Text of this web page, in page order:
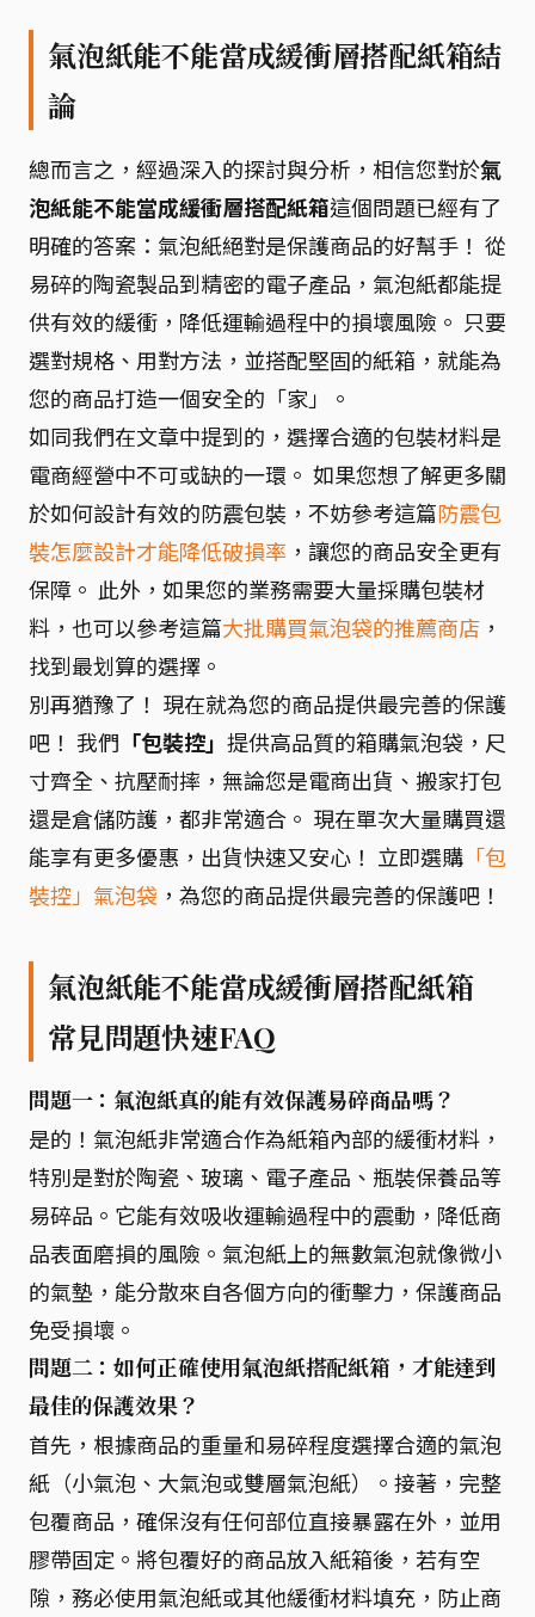
氣泡紙能不能當成緩衝層搭配紙箱結
論
總而言之，經過深入的探討與分析，相信您對於氣
泡紙能不能當成緩衝層搭配紙箱這個問題已經有了
明確的答案：氣泡紙絕對是保護商品的好幫手！ 從
易碎的陶瓷製品到精密的電子產品，氣泡紙都能提
供有效的緩衝，降低運輸過程中的損壞風險。 只要
選對規格、用對方法，並搭配堅固的紙箱，就能為
您的商品打造一個安全的「家」。
如同我們在文章中提到的，選擇合適的包裝材料是
電商經營中不可或缺的一環。 如果您想了解更多關
於如何設計有效的防震包裝，不妨參考這篇防震包
裝怎麼設計才能降低破損率 ，讓您的商品安全更有
保障。 此外，如果您的業務需要大量採購包裝材
料，也可以參考這篇大批購買氣泡袋的推薦商店 ，
找到最划算的選擇。
別再猶豫了！ 現在就為您的商品提供最完善的保護
吧！ 我們 「包裝控」 提供高品質的箱購氣泡袋，尺
寸齊全、抗壓耐摔，無論您是電商出貨、搬家打包
還是倉儲防護，都非常適合。 現在單次大量購買還
能享有更多優惠，出貨快速又安心！ 立即選購 「包
裝控」氣泡袋 ，為您的商品提供最完善的保護吧！
氣泡紙能不能當成緩衝層搭配紙箱
常見問題快速FAQ
問題一：氣泡紙真的能有效保護易碎商品嗎？
是的！氣泡紙非常適合作為紙箱內部的緩衝材料，
特別是對於陶瓷、玻璃、電子產品、瓶裝保養品等
易碎品。它能有效吸收運輸過程中的震動，降低商
品表面磨損的風險。氣泡紙上的無數氣泡就像微小
的氣墊，能分散來自各個方向的衝擊力，保護商品
免受損壞。
問題二：如何正確使用氣泡紙搭配紙箱，才能達到
最佳的保護效果？
首先，根據商品的重量和易碎程度選擇合適的氣泡
紙（小氣泡、大氣泡或雙層氣泡紙）。接著，完整
包覆商品，確保沒有任何部位直接暴露在外，並用
膠帶固定。將包覆好的商品放入紙箱後，若有空
隙，務必使用氣泡紙或其他緩衝材料填充，防止商